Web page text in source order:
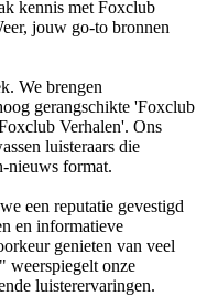
kennis met Foxclub
jouw go-to bronnen
We brengen
gerangschikte 'Foxclub
Verhalen'. Ons
luisteraars die
nieuws format.
een reputatie gevestigd
en informatieve
genieten van veel
weerspiegelt onze
luisterervaringen.